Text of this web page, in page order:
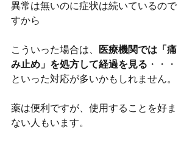
異常は無いのに症状は続いているので
すから
こういった場合は、 医療機関では「痛
み止め」を処方して経過を見る ・・・
といった対応が多いかもしれません。
薬は便利ですが、使用することを好ま
ない人もいます。